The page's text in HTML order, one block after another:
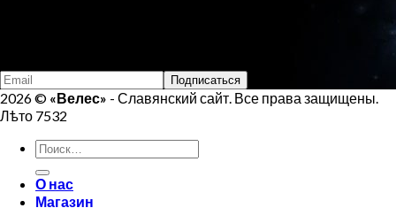
2026 © «Велес» - Славянский сайт. Все права защищены.
Лѣто 7532
Искать:
О нас
Магазин